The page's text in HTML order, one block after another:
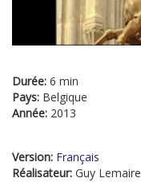
Durée: 6 min
Pays: Belgique
Année: 2013
Version: Français
Réalisateur: Guy Lemaire